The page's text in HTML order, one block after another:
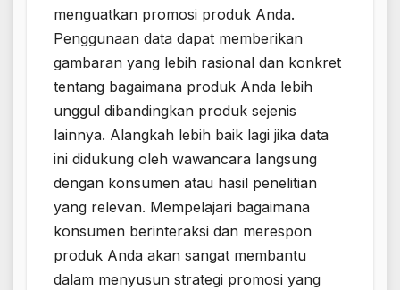
menguatkan promosi produk Anda.
Penggunaan data dapat memberikan
gambaran yang lebih rasional dan konkret
tentang bagaimana produk Anda lebih
unggul dibandingkan produk sejenis
lainnya. Alangkah lebih baik lagi jika data
ini didukung oleh wawancara langsung
dengan konsumen atau hasil penelitian
yang relevan. Mempelajari bagaimana
konsumen berinteraksi dan merespon
produk Anda akan sangat membantu
dalam menyusun strategi promosi yang